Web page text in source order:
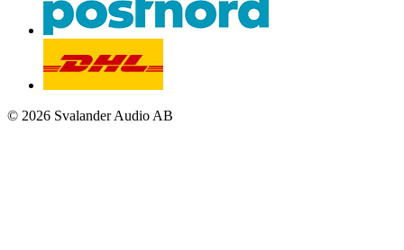
© 2026 Svalander Audio AB